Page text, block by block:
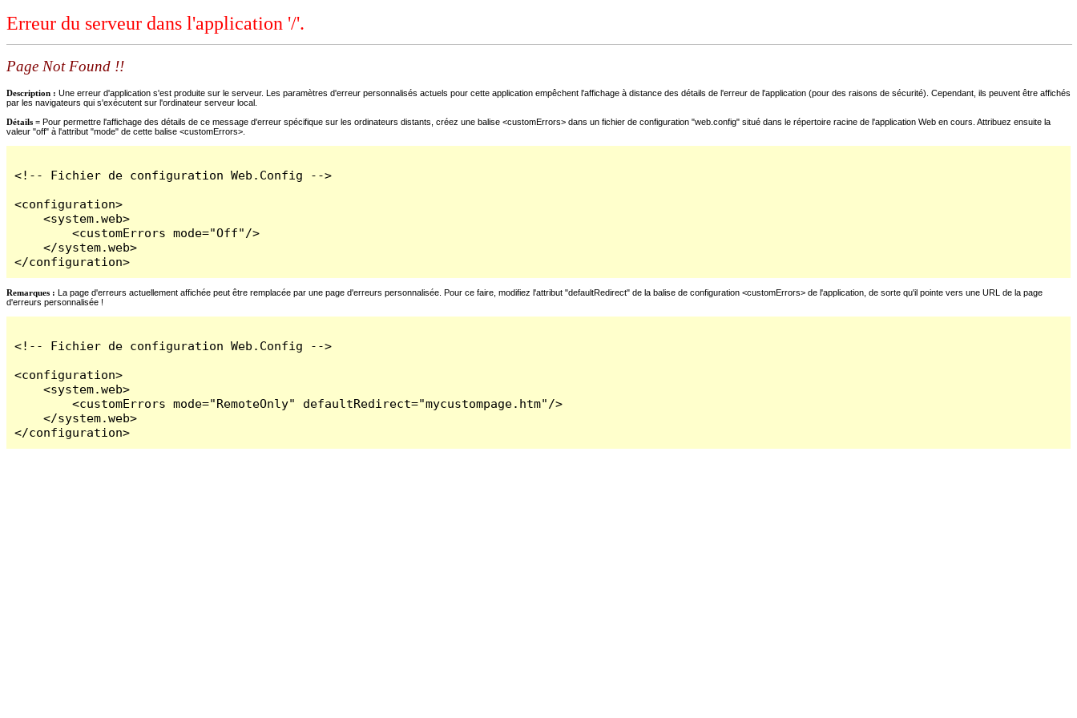
Erreur du serveur dans l'application '/'.
Page Not Found !!
Description : Une erreur d'application s'est produite sur le serveur. Les paramètres d'erreur personnalisés actuels pour cette application empêchent l'affichage à distance des détails de l'erreur de l'application (pour des raisons de sécurité). Cependant, ils peuvent être affichés
par les navigateurs qui s'exécutent sur l'ordinateur serveur local.
Détails = Pour permettre l'affichage des détails de ce message d'erreur spécifique sur les ordinateurs distants, créez une balise <customErrors> dans un fichier de configuration "web.config" situé dans le répertoire racine de l'application Web en cours. Attribuez ensuite la
valeur "off" à l'attribut "mode" de cette balise <customErrors>.
<!-- Fichier de configuration Web.Config -->
<configuration>
    <system.web>
        <customErrors mode="Off"/>
    </system.web>
</configuration>
Remarques : La page d'erreurs actuellement affichée peut être remplacée par une page d'erreurs personnalisée. Pour ce faire, modifiez l'attribut "defaultRedirect" de la balise de configuration <customErrors> de l'application, de sorte qu'il pointe vers une URL de la page
d'erreurs personnalisée !
<!-- Fichier de configuration Web.Config -->
<configuration>
    <system.web>
        <customErrors mode="RemoteOnly" defaultRedirect="mycustompage.htm"/>
    </system.web>
</configuration>